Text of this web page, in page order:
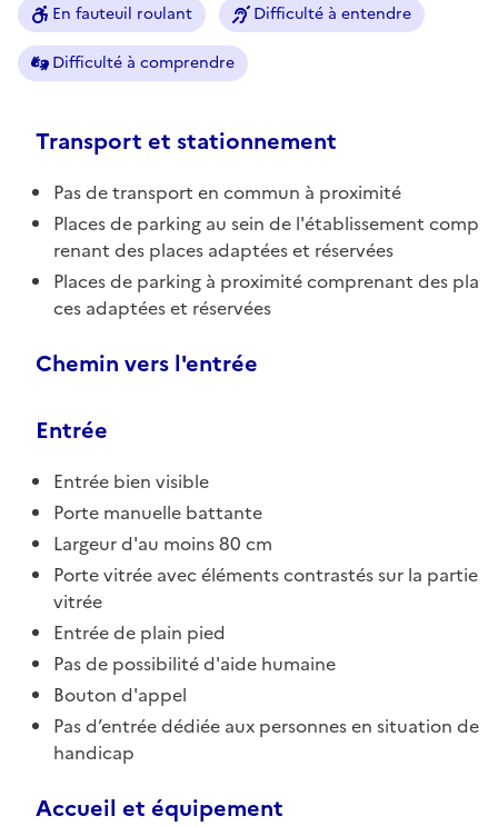
En fauteuil roulant Difficulté à entendre
Difficulté à comprendre
Transport et stationnement
Pas de transport en commun à proximité
Places de parking au sein de l'établissement comp
renant des places adaptées et réservées
Places de parking à proximité comprenant des pla
ces adaptées et réservées
Chemin vers l'entrée
Entrée
Entrée bien visible
Porte manuelle battante
Largeur d'au moins 80 cm
Porte vitrée avec éléments contrastés sur la partie
vitrée
Entrée de plain pied
Pas de possibilité d'aide humaine
Bouton d'appel
Pas d’entrée dédiée aux personnes en situation de
handicap
Accueil et équipement